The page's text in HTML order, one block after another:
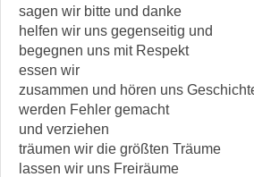
sagen wir bitte und danke
helfen wir uns gegenseitig und
begegnen uns mit Respekt
essen wir
zusammen und hören uns
werden Fehler gemacht
und verziehen
träumen wir die größten Träume
lassen wir uns Freiräume